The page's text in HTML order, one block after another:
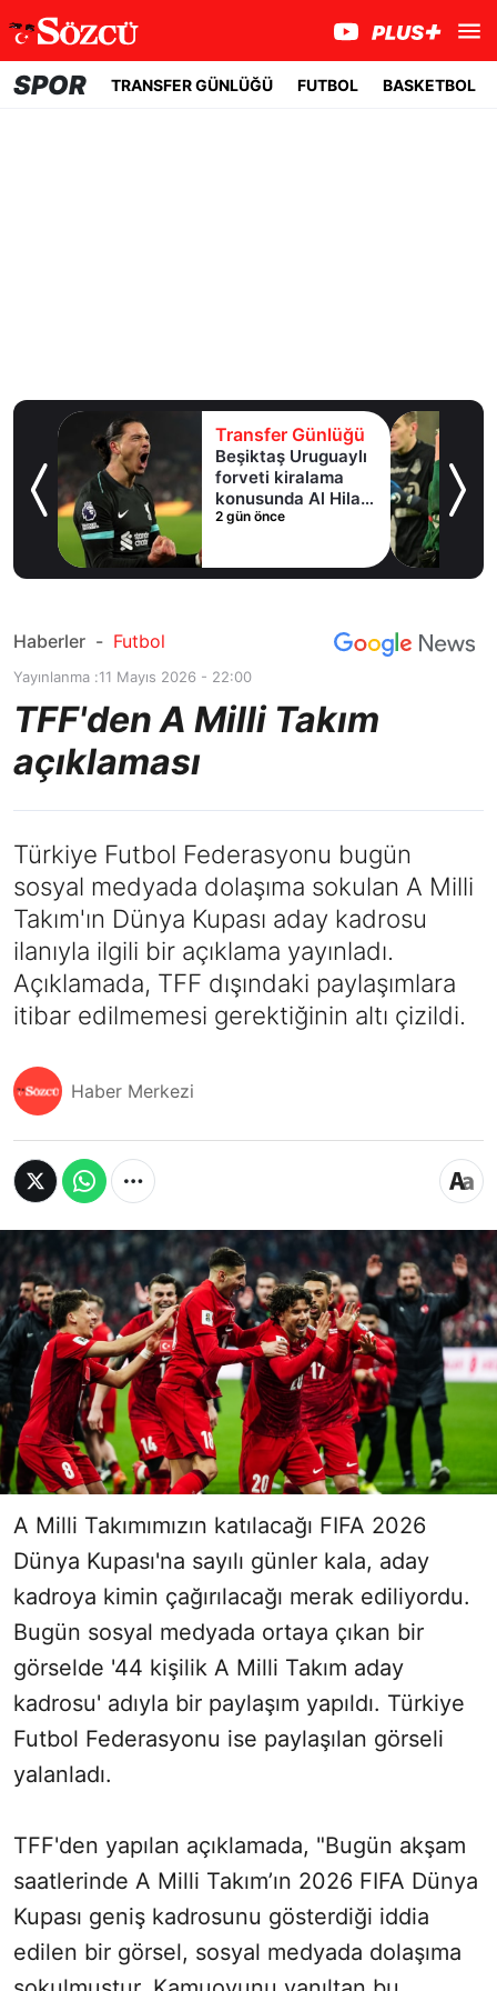
SPOR TRANSFER GÜNLÜĞÜ FUTBOL BASKETBOL
Transfer Günlüğü
Beşiktaş Uruguaylı
forveti kiralama
konusunda Al Hilal
ile anlaştı! Adım
2 gün önce
Haberler - Futbol
Yayınlanma :11 Mayıs 2026 - 22:00
TFF'den A Milli Takım
açıklaması
Türkiye Futbol Federasyonu bugün
sosyal medyada dolaşıma sokulan A Milli
Takım'ın Dünya Kupası aday kadrosu
ilanıyla ilgili bir açıklama yayınladı.
Açıklamada, TFF dışındaki paylaşımlara
itibar edilmemesi gerektiğinin altı çizildi.
Haber Merkezi
A Milli Takımımızın katılacağı FIFA 2026
Dünya Kupası'na sayılı günler kala, aday
kadroya kimin çağırılacağı merak ediliyordu.
Bugün sosyal medyada ortaya çıkan bir
görselde '44 kişilik A Milli Takım aday
kadrosu' adıyla bir paylaşım yapıldı. Türkiye
Futbol Federasyonu ise paylaşılan görseli
yalanladı.
TFF'den yapılan açıklamada, "Bugün akşam
saatlerinde A Milli Takım’ın 2026 FIFA Dünya
Kupası geniş kadrosunu gösterdiği iddia
edilen bir görsel, sosyal medyada dolaşıma